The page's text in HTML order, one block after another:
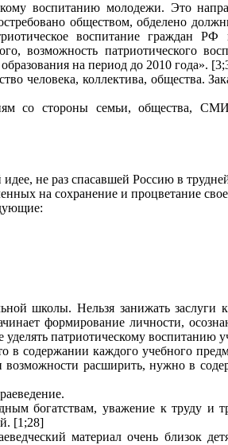
воспитанию молодежи. Это
обществом, обделено
воспитание граждан
возможность патриотического
на период до 2010 года».
человека, коллектива, общества.
со стороны семьи, общества,
не раз спасавшей Россию в
на сохранение и процветание
школы. Нельзя занижать
формирование личности,
патриотическому воспитанию
в содержании каждого учебного
расширить, нужно в
богатствам, уважение к труду
[1;28]
материал очень близок